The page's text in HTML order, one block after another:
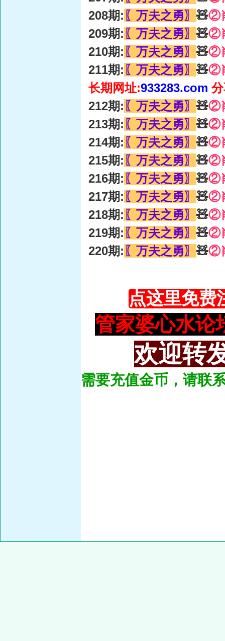
208期: 〖万夫之勇〗 🧸②
209期: 〖万夫之勇〗 🧸②
210期: 〖万夫之勇〗 🧸②
211期: 〖万夫之勇〗 🧸②
长期网址:933283.com
212期: 〖万夫之勇〗 🧸②
213期: 〖万夫之勇〗 🧸②
214期: 〖万夫之勇〗 🧸②
215期: 〖万夫之勇〗 🧸②
216期: 〖万夫之勇〗 🧸②
217期: 〖万夫之勇〗 🧸②
218期: 〖万夫之勇〗 🧸②
219期: 〖万夫之勇〗 🧸②
220期: 〖万夫之勇〗 🧸②
点这里免费
管家婆心水论
欢迎转
需要充值金币，请联